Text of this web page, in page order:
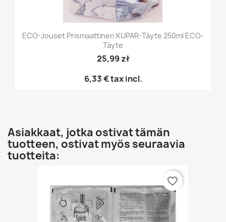
ECO-Jouset Prismaattinen KUPAR-Täyte 250ml ECO-
Täyte
25,99 zł
6,33 €tax incl.
Asiakkaat, jotka ostivat tämän
tuotteen, ostivat myös seuraavia
tuotteita:
favorite_border